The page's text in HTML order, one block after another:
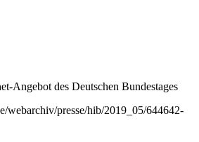
Angebot des Deutschen Bundestages
webarchiv/presse/hib/2019_05/644642-